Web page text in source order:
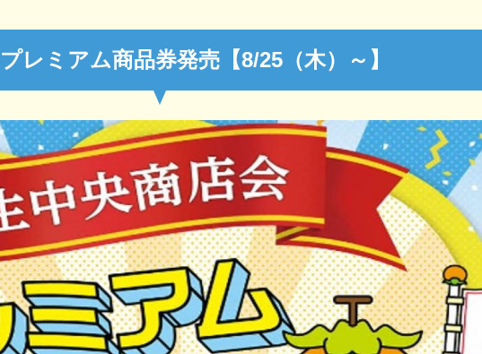
ミアム商品券発売【8/25（木）～】